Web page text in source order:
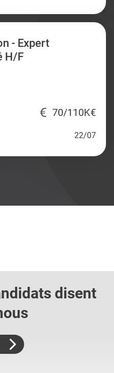
- Expert
H/F
70/110K€
22/07
disent